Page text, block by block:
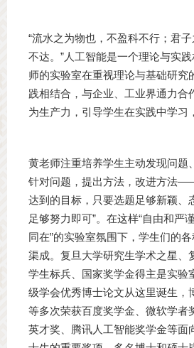
“流水之为物也，不盈科不行；君
不达。”人工智能是一个理论与实
师的实验室在重视理论与基础研究
践相结合，与企业、工业界通力合
为生产力，引导学生在实践中学习
黄老师注重培养学生主动发现问题
针对问题，提出方法，改进方法
达到的目标，只要选题足够新颖、
足够努力即可”。在这样“自由和严
同在”的实验室氛围下，学生们的
渠成。复旦大学研究生学术之星、
学生标兵、国家奖学金得主是实验
级学会优秀博士论文从这里诞生，
等多次荣获百度奖学金、微软学者
英才奖、腾讯人工智能奖学金等面